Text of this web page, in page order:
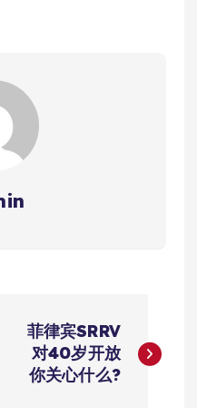
菲律宾SRRV
对40岁开放
你关心什么?